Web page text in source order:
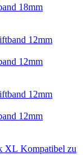
18mm
12mm
12mm
Kompatibel zu